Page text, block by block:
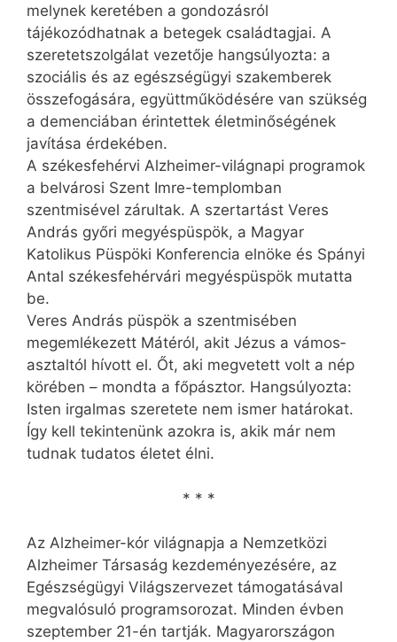
melynek keretében a gondozásról
tájékozódhatnak a betegek családtagjai. A
szeretetszolgálat vezetője hangsúlyozta: a
szociális és az egész­ségügyi szakemberek
összefogására, együttműködésére van szükség
a demenciában érintettek életminőségének
javítása érdekében.
A székesfehérvi Alzheimer-világnapi programok
a belvárosi Szent Imre-templomban
szentmisével zárultak. A szertartást Veres
András győri megyéspüspök, a Magyar
Katolikus Püspöki Konferencia elnöke és Spányi
Antal székesfehérvári megyéspüspök mutatta
be.
Veres András püspök a szentmisében
megemlékezett Mátéról, akit Jézus a vámos­
asztaltól hívott el. Őt, aki megvetett volt a nép
körében – mondta a főpásztor. Hangsúlyozta:
Isten irgalmas szeretete nem ismer határokat.
Így kell tekintenünk azokra is, akik már nem
tudnak tudatos életet élni.
* * *
Az Alzheimer-kór világnapja a Nemzetközi
Alzheimer Társaság kezdeményezésére, az
Egészségügyi Világszervezet támogatásával
megvalósuló programsorozat. Minden évben
szeptember 21-én tartják. Magyarországon